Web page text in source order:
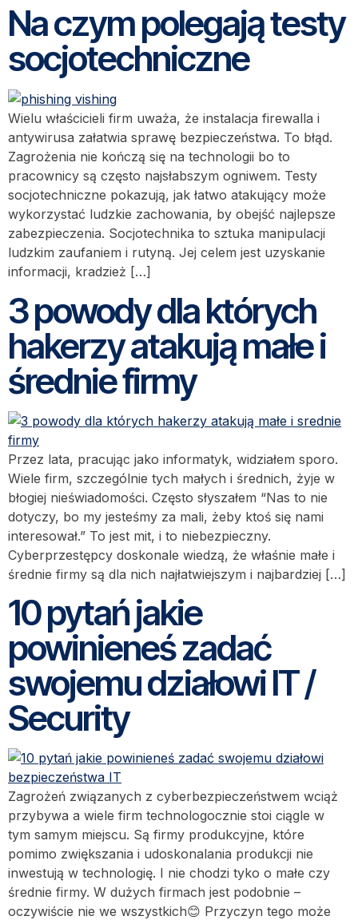
Na czym polegają testy
socjotechniczne
Wielu właścicieli firm uważa, że instalacja firewalla i
antywirusa załatwia sprawę bezpieczeństwa. To błąd.
Zagrożenia nie kończą się na technologii bo to
pracownicy są często najsłabszym ogniwem. Testy
socjotechniczne pokazują, jak łatwo atakujący może
wykorzystać ludzkie zachowania, by obejść najlepsze
zabezpieczenia. Socjotechnika to sztuka manipulacji
ludzkim zaufaniem i rutyną. Jej celem jest uzyskanie
informacji, kradzież […]
3 powody dla których
hakerzy atakują małe i
średnie firmy
Przez lata, pracując jako informatyk, widziałem sporo.
Wiele firm, szczególnie tych małych i średnich, żyje w
błogiej nieświadomości. Często słyszałem “Nas to nie
dotyczy, bo my jesteśmy za mali, żeby ktoś się nami
interesował.” To jest mit, i to niebezpieczny.
Cyberprzestępcy doskonale wiedzą, że właśnie małe i
średnie firmy są dla nich najłatwiejszym i najbardziej […]
10 pytań jakie
powinieneś zadać
swojemu działowi IT /
Security
Zagrożeń związanych z cyberbezpieczeństwem wciąż
przybywa a wiele firm technologocznie stoi ciągle w
tym samym miejscu. Są firmy produkcyjne, które
pomimo zwiększania i udoskonalania produkcji nie
inwestują w technologię. I nie chodzi tyko o małe czy
średnie firmy. W dużych firmach jest podobnie –
oczywiście nie we wszystkich😊 Przyczyn tego może